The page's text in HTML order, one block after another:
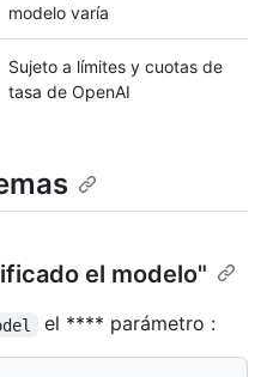
modelo varía
Sujeto a límites y cuotas de
tasa de OpenAI
el modelo"
el **** parámetro :